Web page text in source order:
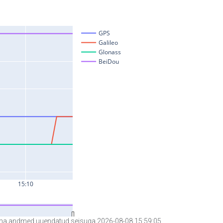
andmed uuendatud seisuga 2026-08-08 15:59:05